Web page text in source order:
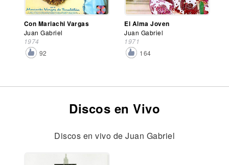
Con Mariachi Vargas
Juan Gabriel
1974
92
El Alma Joven
Juan Gabriel
1971
164
Discos en Vivo
Discos en vivo de Juan Gabriel